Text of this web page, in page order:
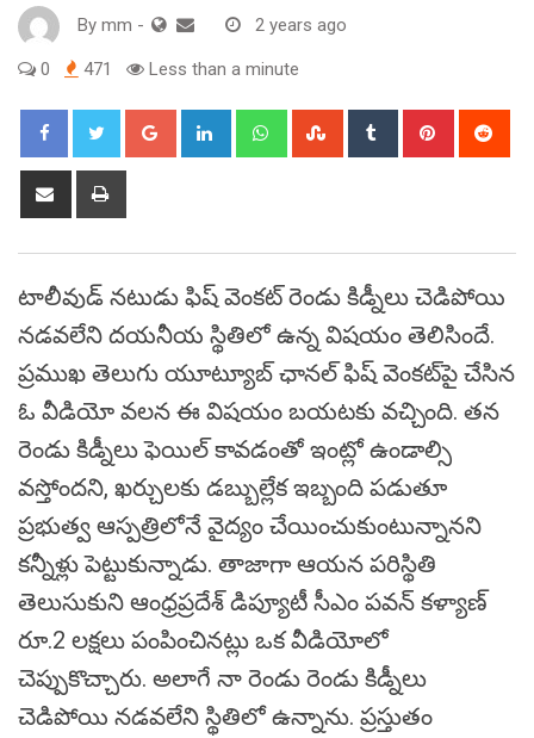
By mm - 2 years ago
0 471 Less than a minute
Google+ LinkedIn WhatsappStumbleUpon
Tumblr Pinterest
Share
టాలీవుడ్ నటుడు ఫిష్ వెంకట్ రెండు కిడ్నీలు చెడిపోయి
న‌డవలేని దయనీయ స్థితిలో ఉన్న విష‌యం తెలిసిందే.
ప్ర‌ముఖ తెలుగు యూట్యూబ్ ఛాన‌ల్ ఫిష్ వెంక‌ట్‌పై చేసిన
ఓ వీడియో వ‌ల‌న ఈ విష‌యం బ‌య‌ట‌కు వ‌చ్చింది. త‌న
రెండు కిడ్నీలు ఫెయిల్ కావడంతో ఇంట్లో ఉండాల్సి
వస్తోందని, ఖర్చులకు డబ్బుల్లేక ఇబ్బంది పడుతూ
ప్రభుత్వ ఆస్పత్రిలోనే వైద్యం చేయించుకుంటున్నానని
కన్నీళ్లు పెట్టుకున్నాడు. తాజాగా ఆయ‌న ప‌రిస్థితి
తెలుసుకుని ఆంధ్రప్రదేశ్ డిప్యూటీ సీఎం ప‌వ‌న్ క‌ళ్యాణ్
రూ.2 ల‌క్ష‌లు పంపించిన‌ట్లు ఒక వీడియోలో
చెప్పుకొచ్చారు. అలాగే నా రెండు రెండు కిడ్నీలు
చెడిపోయి న‌డ‌వ‌లేని స్థితిలో ఉన్నాను. ప్ర‌స్తుతం